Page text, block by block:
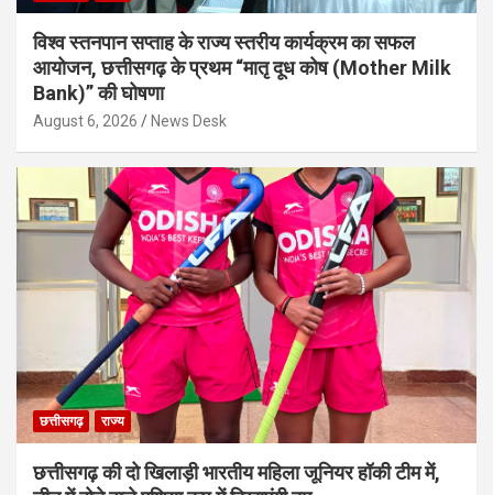
विश्व स्तनपान सप्ताह के राज्य स्तरीय कार्यक्रम का सफल
आयोजन, छत्तीसगढ़ के प्रथम “मातृ दूध कोष (Mother Milk
Bank)” की घोषणा
August 6, 2026 News Desk
छत्तीसगढ़ राज्य
छत्तीसगढ़ की दो खिलाड़ी भारतीय महिला जूनियर हॉकी टीम में,